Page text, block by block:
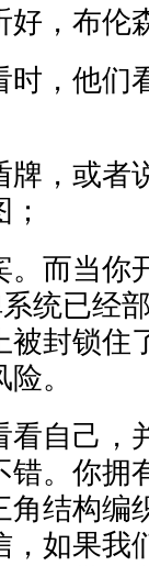
好，布伦
，他们
牌，或者
而当你
统已经
封锁住
。
自己，
。你拥
结构编
如果我